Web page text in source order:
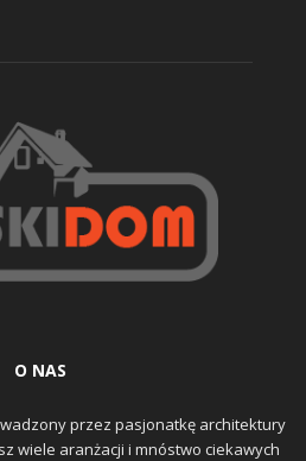
O NAS
przez pasjonatkę architektury
wiele aranżacji i mnóstwo ciekawych